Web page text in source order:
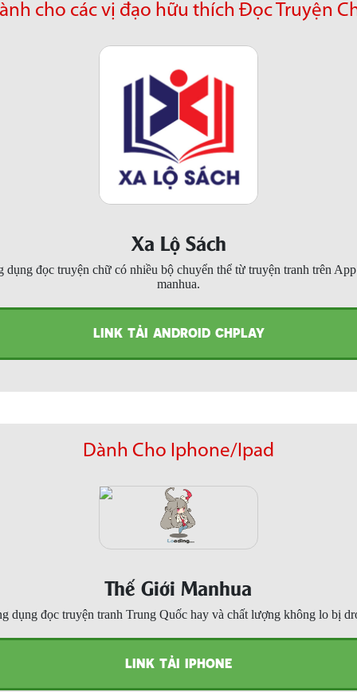
cho các vị đạo hữu thích Đọc Truyện
Xa Lộ Sách
dụng đọc truyện chữ có nhiều bộ chuyển thể từ truyện tranh trên
manhua.
LINK TẢI ANDROID CHPLAY
Dành Cho Iphone/Ipad
Thế Giới Manhua
dụng đọc truyện tranh Trung Quốc hay và chất lượng không lo bị
LINK TẢI IPHONE